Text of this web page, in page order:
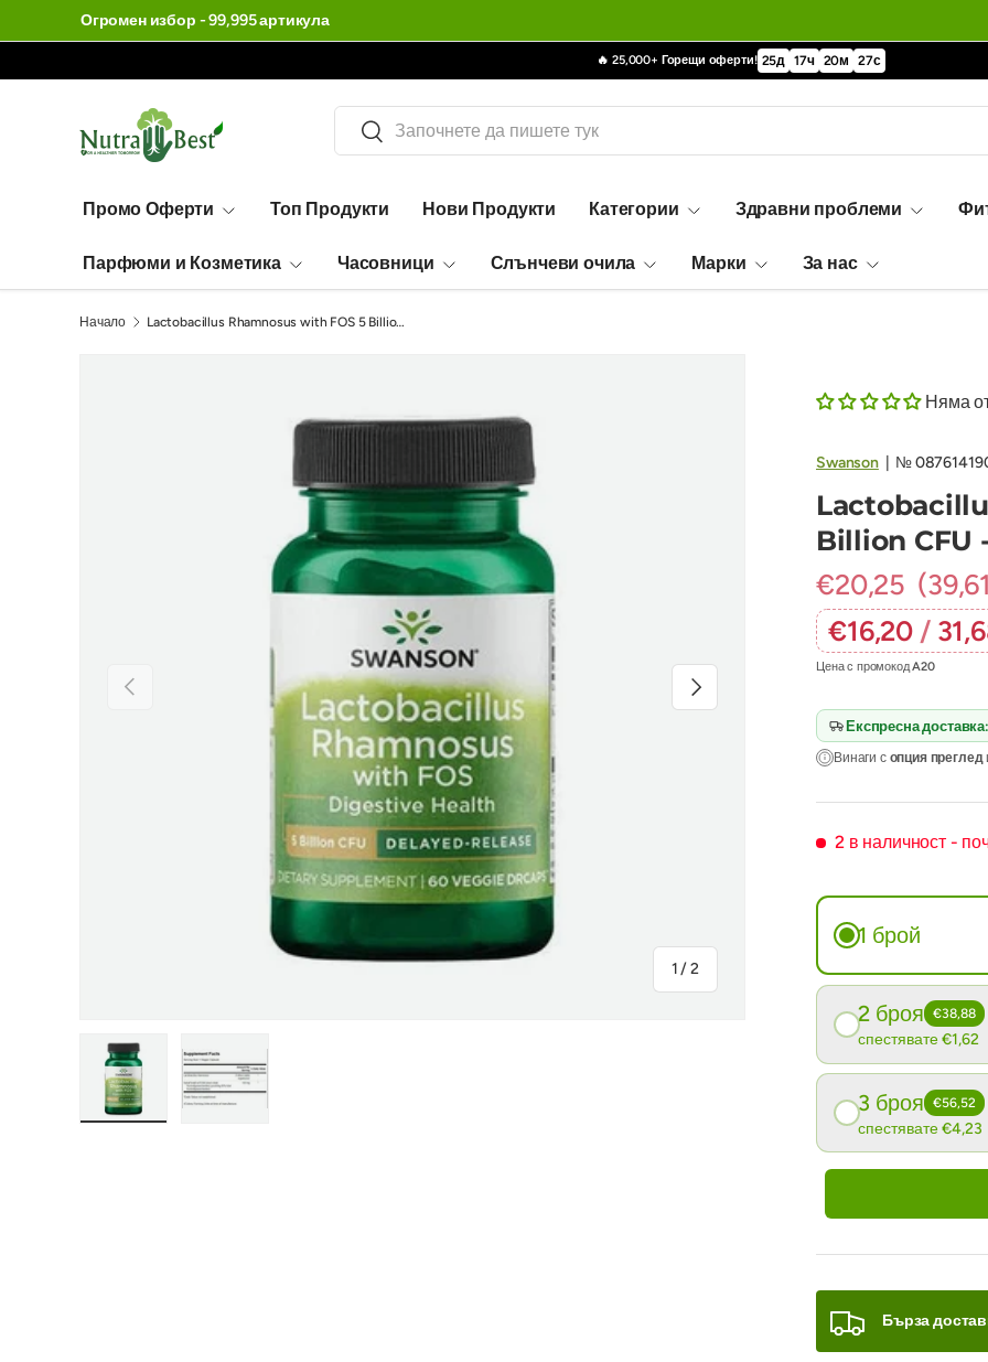
Огромен избор - 99,995 артикула
🔥 25,000+ Горещи оферти! 25д 17ч 20м 26с
Търсене
Търсене
Промо Оферти Топ Продукти Нови Продукти Категории Здравни проблеми
Парфюми и Козметика Часовници Слънчеви очила Марки За нас
Начало Lactobacillus Rhamnosus with FOS 5 Billion CFU - 60 капсули
Предишен
1 /на
2
Следваща
Няма
Swanson| №
Billion CFU
€20,25
€16,20 /
Цена с промокодA20
Експресна доставка:
Винаги с опция преглед
2 в наличност -
1 брой
2 броя €38,88
спестявате €1,62
3 броя €56,52
спестявате €4,23
Бърза